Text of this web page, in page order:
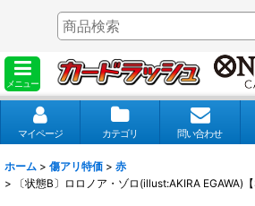
メニュー
マイページ カテゴリ 問い合わせ
ホーム > 傷アリ特価 > 赤
>
〔状態B〕ロロノア・ゾロ(illust:AKIRA EGAWA)